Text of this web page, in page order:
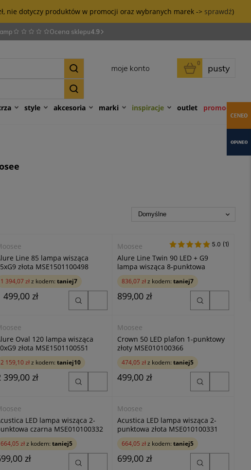
nie dotyczy produktów w promocji oraz wybranych marek -> sprawdź)
Ocena sklepu4.9
moje konto pusty
0
style akcesoria marki outlet promocje
inspiracje
Line 85 lampa wisząca
złota MSE1501100498
1 394,07 złz kodem: taniej7
499,00 zł
Moosee
Alure Line Twin 90 LED + G9
lampa wisząca 8-punktowa
czarna MSE010100285
5.0 (1)
5.0 (1)
836,07 złz kodem:taniej7
899,00 zł
Oval 120 lampa wisząca
złota MSE1501100551
2 159,10 złz kodem: taniej10
399,00 zł
Moosee
Crown 50 LED plafon 1-punktowy
złoty MSE010100366
474,05 złz kodem:taniej5
499,00 zł
LED lampa wisząca 2-
czarna MSE010100332
664,05 złz kodem: taniej5
zł
Moosee
Acustica LED lampa wisząca 2-
punktowa złota MSE010100331
664,05 złz kodem:taniej5
699,00 zł